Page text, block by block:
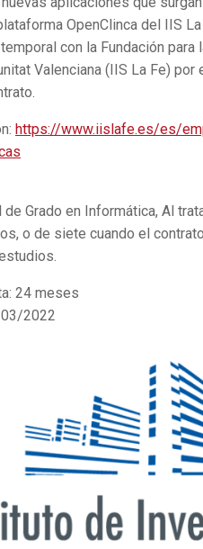
OpenClinca del IIS
con la Fundación
Valenciana (IIS La Fe)
https://www.iislafe.es/es/
Grado en Informática, Al
o de siete cuando el
24 meses
2022